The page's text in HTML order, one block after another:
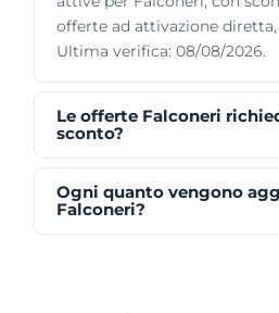
offerte ad attivazione diretta,
Ultima verifica: 08/08/2026.
Le offerte Falconeri
sconto?
Ogni quanto vengono
Falconeri?